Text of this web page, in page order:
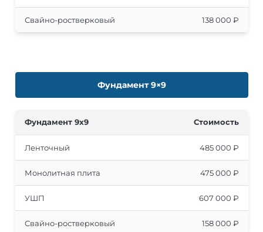
Свайно-ростверковый 138 000 ₽
Фундамент 9×9
Фундамент 9x9 Стоимость
Ленточный 485 000 ₽
Монолитная плита 475 000 ₽
УШП 607 000 ₽
Свайно-ростверковый 158 000 ₽